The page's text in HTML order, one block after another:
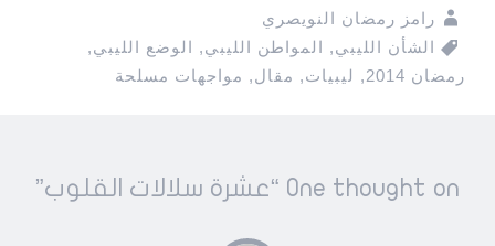
رامز رمضان النويصري
الشأن الليبي, المواطن الليبي, الوضع الليبي,
رمضان 2014
, ليبيات, مقال, مواجهات مسلحة
Post
navigation
One thought on “ عشرة سلالات القلوب”